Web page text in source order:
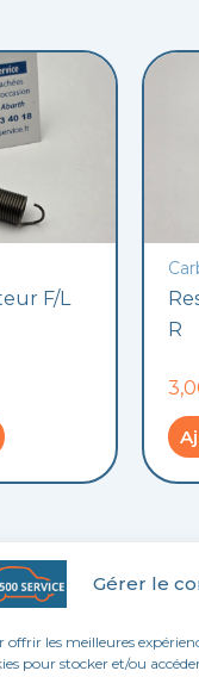
Gérer le
offrir les meilleures
pour stocker et/ou
F/L
R